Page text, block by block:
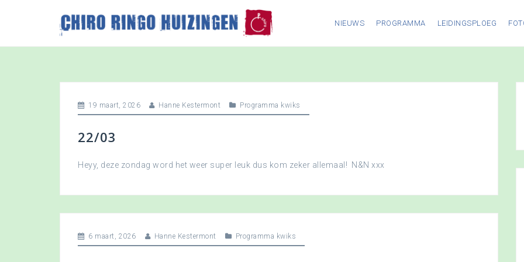
p
NIEUWS PROGRAMMA LEIDINGSPLOEG
19 maart, 2026 Hanne Kestermont Programma kwiks
22/03
Heyy, deze zondag word het weer super leuk dus kom zeker allemaal! N&N xxx
6 maart, 2026 Hanne Kestermont Programma kwiks